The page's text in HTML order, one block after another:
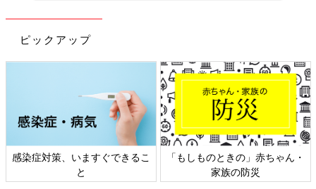
ピックアップ
感染症対策、いますぐできるこ
と
「もしものときの」赤ちゃん・
家族の防災